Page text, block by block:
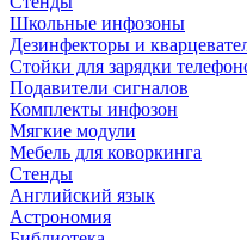
Школьные инфозоны
Дезинфекторы и
Стойки для зарядки
Подавители сигналов
Комплекты инфозон
Мягкие модули
Мебель для коворкинга
Стенды
Английский язык
Астрономия